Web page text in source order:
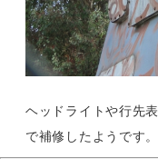
ヘッドライトや行先
で補修したようです。